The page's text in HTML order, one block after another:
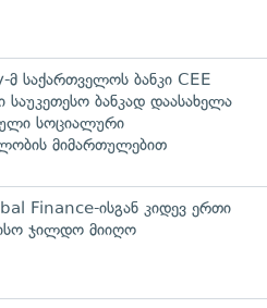
საქართველოს ბანკი CEE
საუკეთესო ბანკად დაასახელა
სოციალური
მიმართულებით
Finance-ისგან კიდევ ერთი
ჯილდო მიიღო